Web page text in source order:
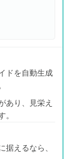
ドを自動生成
あり、見栄え
。
据えるなら、